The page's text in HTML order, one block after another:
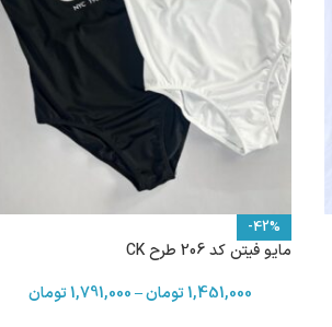
-42%
مایو فیتن کد 206 طرح CK
1,451,000تومان–
1,791,000تومان